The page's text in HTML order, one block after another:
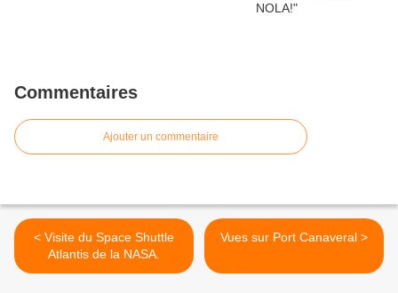
Commentaires
Ajouter un commentaire
< Visite du Space Shuttle
Atlantis de la NASA.
Vues sur Port Canaveral >